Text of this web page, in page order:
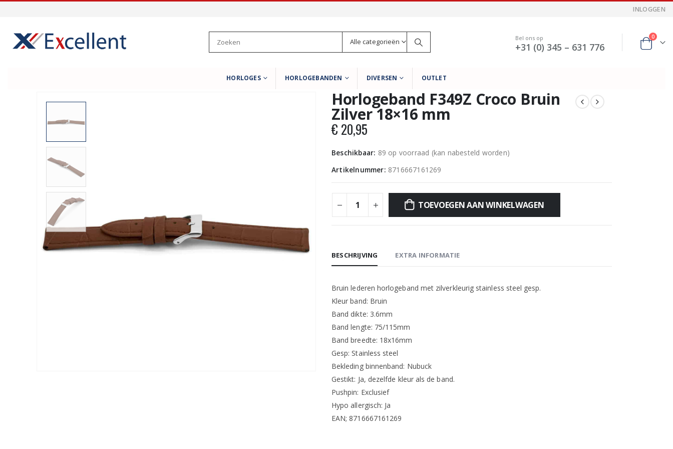
INLOGGEN
Alle categorieën Bel ons op
+31 (0) 345 – 631 776
0
HORLOGES HORLOGEBANDEN DIVERSEN OUTLET
Horlogeband F349Z Croco Bruin
Zilver 18×16 mm
€ 20,95
Beschikbaar: 89 op voorraad (kan nabesteld worden)
Artikelnummer: 8716667161269
TOEVOEGEN AAN WINKELWAGEN
BESCHRIJVING EXTRA INFORMATIE
Bruin lederen horlogeband met zilverkleurig stainless steel gesp.
Kleur band: Bruin
Band dikte: 3.6mm
Band lengte: 75/115mm
Band breedte: 18x16mm
Gesp: Stainless steel
Bekleding binnenband: Nubuck
Gestikt: Ja, dezelfde kleur als de band.
Pushpin: Exclusief
Hypo allergisch: Ja
EAN; 8716667161269